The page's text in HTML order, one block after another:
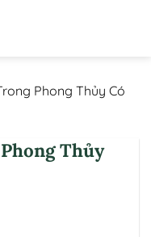
Phong Thủy Có
Thủy